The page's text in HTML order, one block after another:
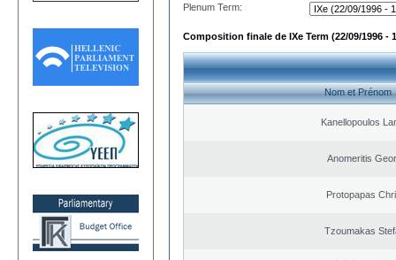
Plenum Term:
Composition finale de IXe Term (22/09/1996 -
Nom et Prénom
Kanellopoulos
Anomeritis
Protopapas
Tzoumakas